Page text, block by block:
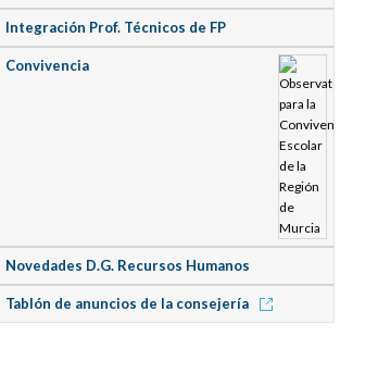
Integración Prof. Técnicos de FP
Convivencia
Novedades D.G. Recursos Humanos
Tablón de anuncios de la consejería